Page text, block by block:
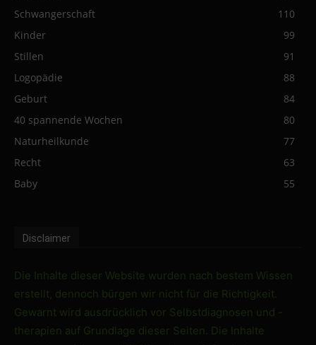
Schwangerschaft
110
Kinder
99
Stillen
91
Logopädie
88
Geburt
84
40 spannende Wochen
80
Naturheilkunde
77
Recht
63
Baby
55
Disclaimer
Die Inhalte dieser Website wurden nach bestem Wissen
erstellt, dennoch bürgen wir nicht für die Richtigkeit.
Gewarnt wird ausdrücklich vor Selbstdiagnosen und -
therapien auf Grundlage dieser Seiten. Die Inhalte